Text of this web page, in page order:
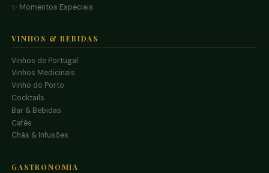
✨ Momentos Especiais
VINHOS & BEBIDAS
Vinhos de Portugal
Vinhos Medicinais
Vinho do Porto
Cocktails
Bar & Bebidas
Cafés
Chás & Infusões
GASTRONOMIA